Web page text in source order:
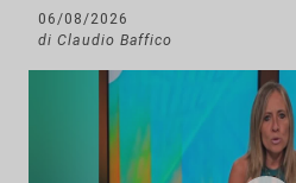
06/08/2026
di Claudio Baffico